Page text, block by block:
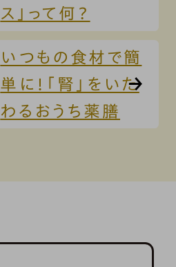
ス」って何？
いつもの食材で簡
単に！「腎」をいた
わるおうち薬膳